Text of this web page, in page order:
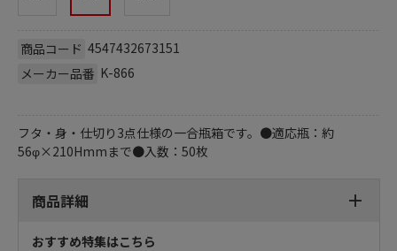
商品コード 4547432673151
メーカー品番 K-866
フタ・身・仕切り3点仕様の一合瓶箱です。●適応瓶：約
56φ×210Hmmまで●入数：50枚
商品詳細
おすすめ特集はこちら